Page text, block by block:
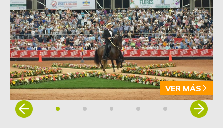
VER MÁS
Item